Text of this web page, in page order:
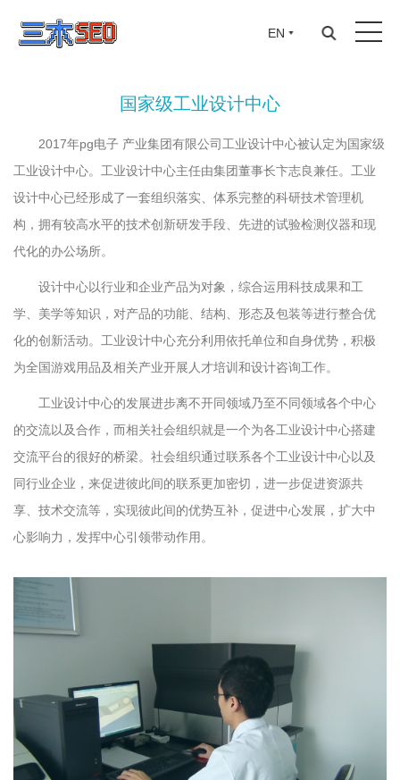
EN
国家级工业设计中心
2017年pg电子 产业集团有限公司工业设计中心被认定为国家级
工业设计中心。工业设计中心主任由集团董事长卞志良兼任。工业
设计中心已经形成了一套组织落实、体系完整的科研技术管理机
构，拥有较高水平的技术创新研发手段、先进的试验检测仪器和现
代化的办公场所。
设计中心以行业和企业产品为对象，综合运用科技成果和工
学、美学等知识，对产品的功能、结构、形态及包装等进行整合优
化的创新活动。工业设计中心充分利用依托单位和自身优势，积极
为全国游戏用品及相关产业开展人才培训和设计咨询工作。
工业设计中心的发展进步离不开同领域乃至不同领域各个中心
的交流以及合作，而相关社会组织就是一个为各工业设计中心搭建
交流平台的很好的桥梁。社会组织通过联系各个工业设计中心以及
同行业企业，来促进彼此间的联系更加密切，进一步促进资源共
享、技术交流等，实现彼此间的优势互补，促进中心发展，扩大中
心影响力，发挥中心引领带动作用。